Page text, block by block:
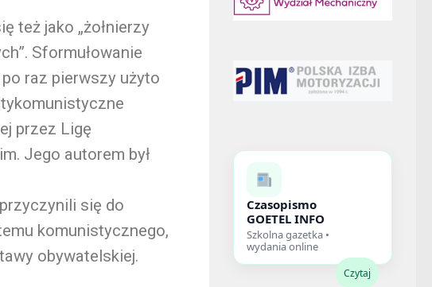
też jako „żołnierzy
Sformułowanie
po raz pierwszy użyto
przez Ligę
Jego autorem był
się do
komunistycznego,
obywatelskiej.
Czasopismo
GOETEL INFO
Szkolna gazetka •
wydania online
Czytaj